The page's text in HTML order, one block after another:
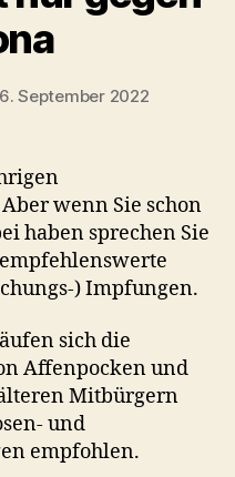
September 2022
wenn Sie schon
haben sprechen Sie
) Impfungen.
sich die
Affenpocken und
Mitbürgern
und
empfohlen.